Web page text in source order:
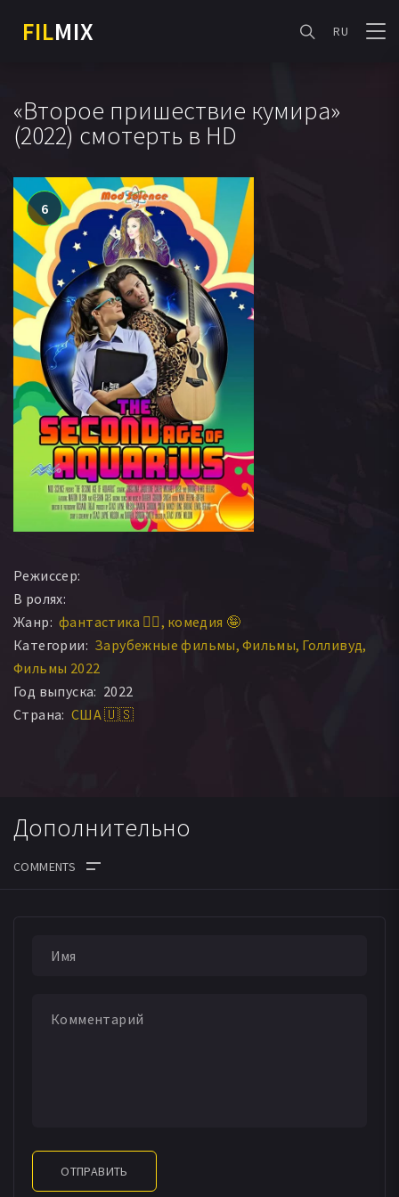
FILMIX RU
«Второе пришествие кумира»
(2022) смотерть в HD
6
Режиссер:
В ролях:
Жанр: фантастика 🧙‍♀️ комедия 🤪
Категории: Зарубежные фильмы Фильмы Голливуд
Фильмы 2022
Год выпуска: 2022
Страна: США 🇺🇸
Дополнительно
ОТПРАВИТЬ